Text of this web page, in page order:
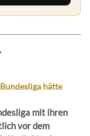
hätte
mit ihren
vor dem